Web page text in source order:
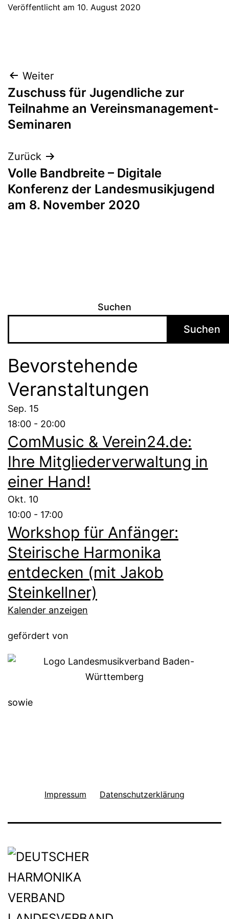
Veröffentlicht am 10. August 2020
Beitragsnavigation
Weiter
Zuschuss für Jugendliche zur
Teilnahme an Vereinsmanagement-
Seminaren
Zurück
Volle Bandbreite – Digitale
Konferenz der Landesmusikjugend
am 8. November 2020
Suchen
Suchen
Bevorstehende
Veranstaltungen
Sep. 15
18:00 - 20:00
ComMusic & Verein24.de:
Ihre Mitgliederverwaltung in
einer Hand!
Okt. 10
10:00 - 17:00
Workshop für Anfänger:
Steirische Harmonika
entdecken (mit Jakob
Steinkellner)
Kalender anzeigen
gefördert von
sowie
Impressum Datenschutzerklärung